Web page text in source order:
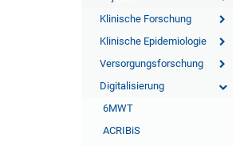
Klinische Forschung
Klinische Epidemiologie
Versorgungsforschung
Digitalisierung
6MWT
ACRIBiS